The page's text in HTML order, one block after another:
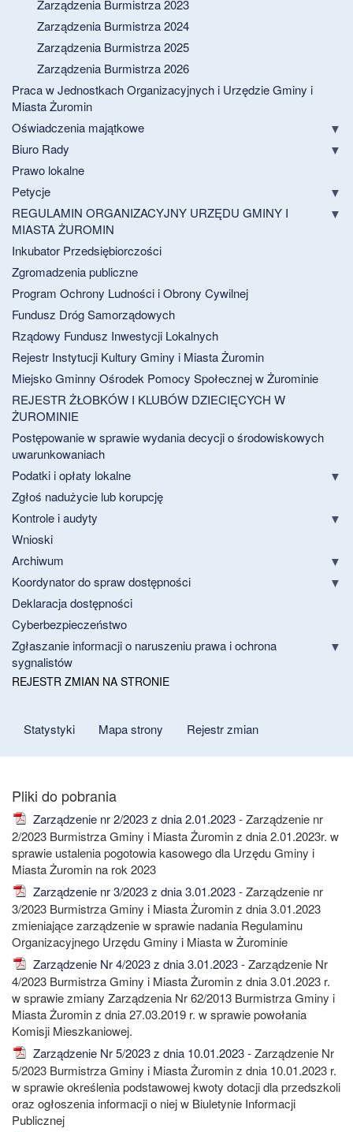
Zarządzenia Burmistrza 2023
Zarządzenia Burmistrza 2024
Zarządzenia Burmistrza 2025
Zarządzenia Burmistrza 2026
Praca w Jednostkach Organizacyjnych i Urzędzie Gminy i
Miasta Żuromin
Oświadczenia majątkowe
Biuro Rady
Prawo lokalne
Petycje
REGULAMIN ORGANIZACYJNY URZĘDU GMINY I
MIASTA ŻUROMIN
Inkubator Przedsiębiorczości
Zgromadzenia publiczne
Program Ochrony Ludności i Obrony Cywilnej
Fundusz Dróg Samorządowych
Rządowy Fundusz Inwestycji Lokalnych
Rejestr Instytucji Kultury Gminy i Miasta Żuromin
Miejsko Gminny Ośrodek Pomocy Społecznej w Żurominie
REJESTR ŻŁOBKÓW I KLUBÓW DZIECIĘCYCH W
ŻUROMINIE
Postępowanie w sprawie wydania decycji o środowiskowych
uwarunkowaniach
Podatki i opłaty lokalne
Zgłoś nadużycie lub korupcję
Kontrole i audyty
Wnioski
Archiwum
Koordynator do spraw dostępności
Deklaracja dostępności
Cyberbezpieczeństwo
Zgłaszanie informacji o naruszeniu prawa i ochrona
sygnalistów
REJESTR ZMIAN NA STRONIE
Statystyki Mapa strony Rejestr zmian
Zarządzenie nr 2/2023 z dnia 2.01.2023- Zarządzenie nr
2/2023 Burmistrza Gminy i Miasta Żuromin z dnia 2.01.2023r. w
sprawie ustalenia pogotowia kasowego dla Urzędu Gminy i
Miasta Żuromin na rok 2023
Zarządzenie nr 3/2023 z dnia 3.01.2023- Zarządzenie nr
3/2023 Burmistrza Gminy i Miasta Żuromin z dnia 3.01.2023
zmieniające zarządzenie w sprawie nadania Regulaminu
Organizacyjnego Urzędu Gminy i Miasta w Żurominie
Zarządzenie Nr 4/2023 z dnia 3.01.2023- Zarządzenie Nr
4/2023 Burmistrza Gminy i Miasta Żuromin z dnia 3.01.2023 r.
w sprawie zmiany Zarządzenia Nr 62/2013 Burmistrza Gminy i
Miasta Żuromin z dnia 27.03.2019 r. w sprawie powołania
Komisji Mieszkaniowej.
Zarządzenie Nr 5/2023 z dnia 10.01.2023- Zarządzenie Nr
5/2023 Burmistrza Gminy i Miasta Żuromin z dnia 10.01.2023 r.
w sprawie określenia podstawowej kwoty dotacji dla przedszkoli
oraz ogłoszenia informacji o niej w Biuletynie Informacji
Publicznej